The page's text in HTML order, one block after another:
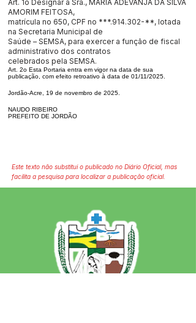
Art. 1o Designar a Sra., MARIA ADEVANJA DA SILVA
AMORIM FEITOSA,
matrícula no 650, CPF no ***.914.302-**, lotada
na Secretaria Municipal de
Saúde – SEMSA, para exercer a função de fiscal
administrativo dos contratos
celebrados pela SEMSA.
Art. 2o Esta Portaria entra em vigor na data de sua
publicação, com efeito retroativo à data de 01/11/2025.
Jordão-Acre, 19 de novembro de 2025.
NAUDO RIBEIRO
PREFEITO DE JORDÃO
Este texto não substitui o publicado no Diário Oficial, mas
facilita a pesquisa para localizar a publicação oficial.